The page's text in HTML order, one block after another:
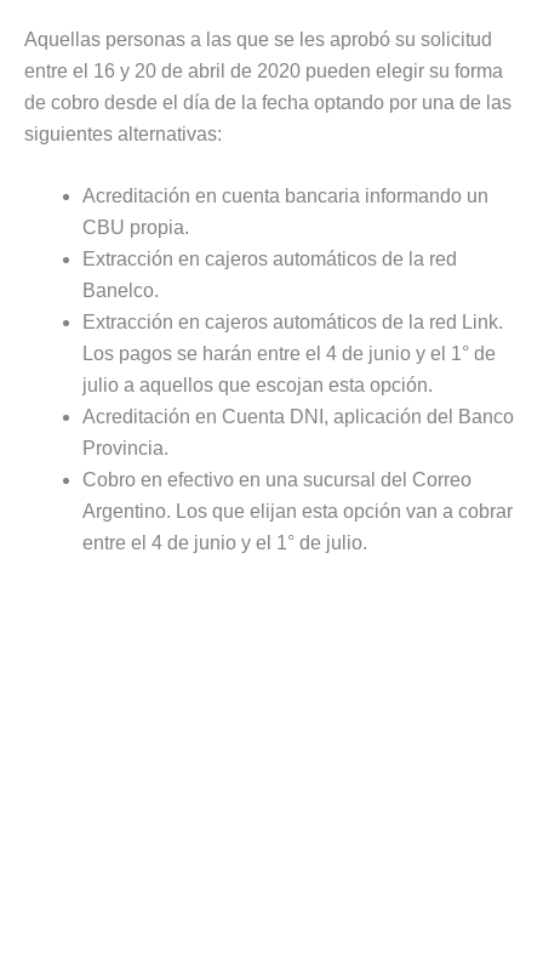
Aquellas personas a las que se les aprobó su solicitud
entre el 16 y 20 de abril de 2020 pueden elegir su forma
de cobro desde el día de la fecha optando por una de las
siguientes alternativas:
Acreditación en cuenta bancaria informando un
CBU propia.
Extracción en cajeros automáticos de la red
Banelco.
Extracción en cajeros automáticos de la red Link.
Los pagos se harán entre el 4 de junio y el 1° de
julio a aquellos que escojan esta opción.
Acreditación en Cuenta DNI, aplicación del Banco
Provincia.
Cobro en efectivo en una sucursal del Correo
Argentino. Los que elijan esta opción van a cobrar
entre el 4 de junio y el 1° de julio.